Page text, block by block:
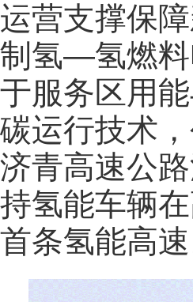
运营支撑保
制氢—氢燃料
于服务区用
碳运行技术
济青高速公
持氢能车辆
首条氢能高速